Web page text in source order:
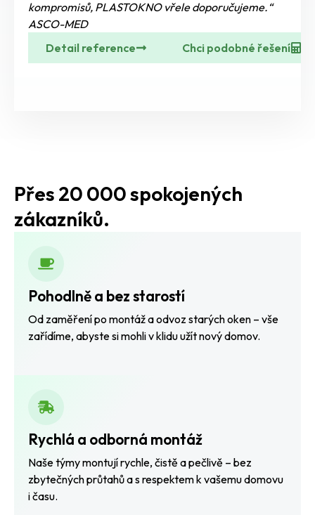
kompromisů, PLASTOKNO vřele doporučujeme.“
ASCO-MED
Detail reference
Chci podobné řešení
Přes 20 000 spokojených
zákazníků.
Pohodlně a bez starostí
Od zaměření po montáž a odvoz starých oken – vše
zařídíme, abyste si mohli v klidu užít nový domov.
Rychlá a odborná montáž
Naše týmy montují rychle, čistě a pečlivě – bez
zbytečných průtahů a s respektem k vašemu domovu
i času.